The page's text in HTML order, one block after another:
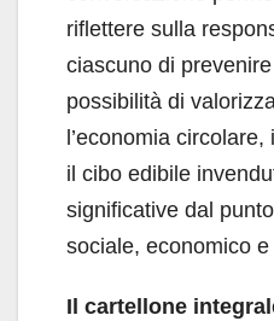
riflettere sulla
ciascuno di
possibilità di
l’economia
il cibo edibile
significative dal
sociale, economico
Il cartellone